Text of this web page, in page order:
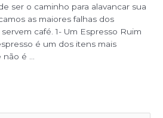
ser o caminho para alavancar sua
as maiores falhas dos
café. 1- Um Espresso Ruim
é um dos itens mais
não é …